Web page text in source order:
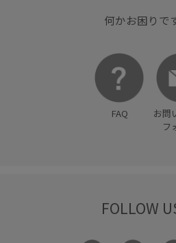
何かお困りで
FAQ
お問
フ
FOLLOW